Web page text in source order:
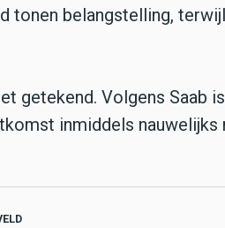
tonen belangstelling,
getekend. Volgens Saab
inmiddels nauwelijks